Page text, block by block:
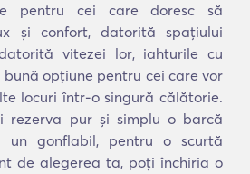
pentru cei care doresc să
și confort, datorită spațiului
vitezei lor, iahturile cu
opțiune pentru cei care vor
locuri într-o singură călătorie.
rezerva pur și simplu o barcă
gonflabil, pentru o scurtă
de alegerea ta, poți închiria o